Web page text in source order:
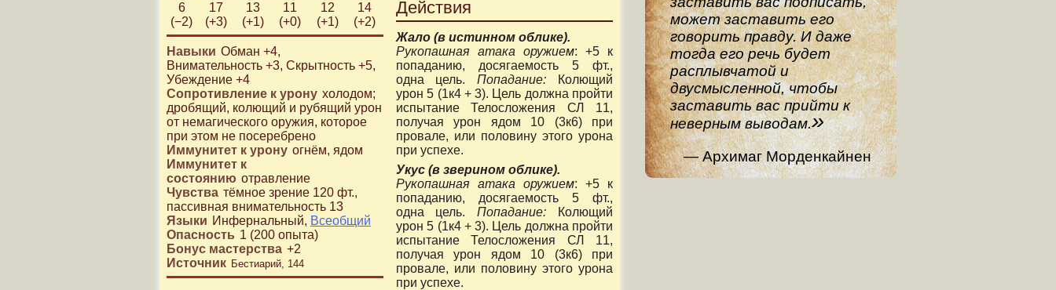
6
(−2)
17
(+3)
13
(+1)
11
(+0)
12
(+1)
14
(+2)
Навыки Обман +4,
Внимательность +3, Скрытность +5,
Убеждение +4
Сопротивление к урону холодом;
дробящий, колющий и рубящий урон
от немагического оружия, которое
при этом не посеребрено
Иммунитет к урону огнём, ядом
Иммунитет к
состоянию отравление
Чувства тёмное зрение 120 фт.,
пассивная внимательность 13
Языки Инфернальный, Всеобщий
Опасность 1 (200опыта)
Бонус мастерства +2
Источник Бестиарий, 144
Действия
Жало (в истинном облике).
Рукопашная атака оружием: +5 к
попаданию, досягаемость 5 фт.,
одна цель. Попадание:Колющий
урон 5 (1к4 + 3). Цель должна пройти
испытание Телосложения СЛ 11,
получая урон ядом 10 (3к6) при
провале, или половину этого урона
при успехе.
Укус (в зверином облике).
Рукопашная атака оружием: +5 к
попаданию, досягаемость 5 фт.,
одна цель. Попадание:Колющий
урон 5 (1к4 + 3). Цель должна пройти
испытание Телосложения СЛ 11,
получая урон ядом 10 (3к6) при
провале, или половину этого урона
при успехе.
может заставить его
говорить правду. И даже
тогда его речь будет
расплывчатой и
двусмысленной, чтобы
заставить вас прийти к
неверным выводам.
Архимаг Морденкайнен